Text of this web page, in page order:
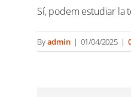
Sí, podem estudiar la
Byadmin | 01/04/2025 |